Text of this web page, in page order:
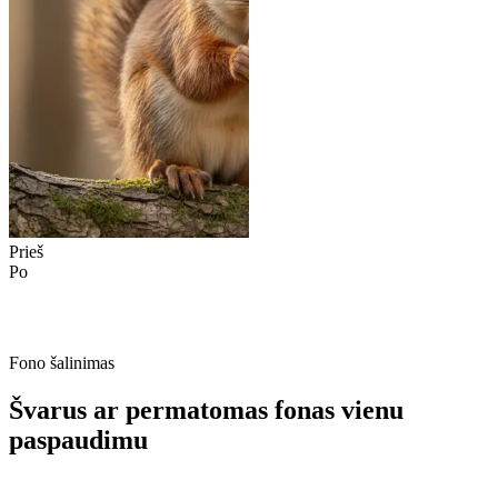
Prieš
Po
Fono šalinimas
Švarus ar permatomas fonas vienu
paspaudimu